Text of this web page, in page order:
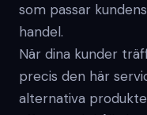
som passar
handel.
När dina kunder
precis den här
alternativa